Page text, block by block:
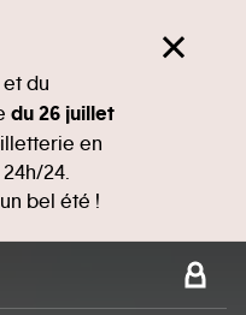
du
du 26 juillet
en
24.
bel été !